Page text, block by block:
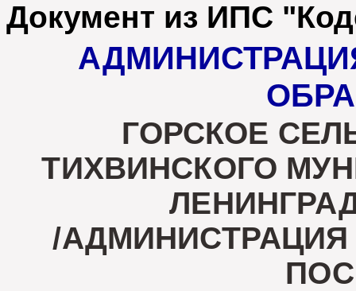
Документ из ИПС
ГОРСКОЕ
ТИХВИНСКОГО
/АДМИНИСТРАЦИЯ